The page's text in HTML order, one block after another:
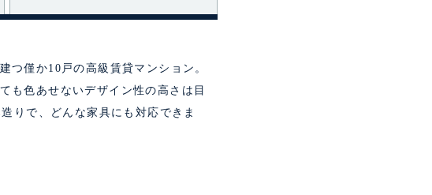
つ僅か10戸の高級賃貸マンション。
も色あせないデザイン性の高さは目
りで、どんな家具にも対応できま